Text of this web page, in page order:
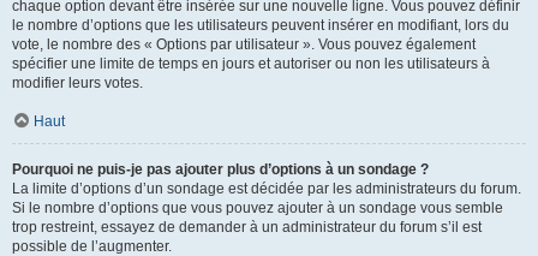
chaque option devant être insérée sur une nouvelle ligne. Vous pouvez définir
le nombre d’options que les utilisateurs peuvent insérer en modifiant, lors du
vote, le nombre des « Options par utilisateur ». Vous pouvez également
spécifier une limite de temps en jours et autoriser ou non les utilisateurs à
modifier leurs votes.
Haut
Pourquoi ne puis-je pas ajouter plus d’options à un sondage ?
La limite d’options d’un sondage est décidée par les administrateurs du forum.
Si le nombre d’options que vous pouvez ajouter à un sondage vous semble
trop restreint, essayez de demander à un administrateur du forum s’il est
possible de l’augmenter.